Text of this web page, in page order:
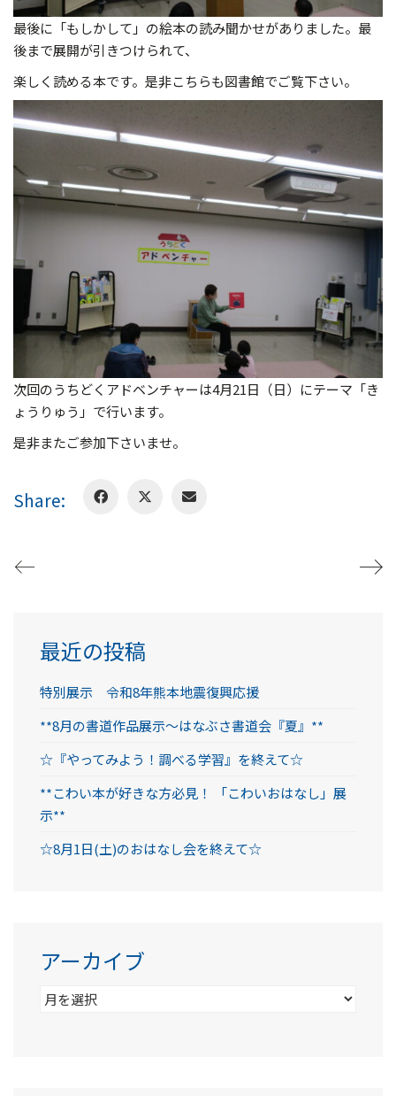
最後に「もしかして」の絵本の読み聞かせがありました。最
後まで展開が引きつけられて、
楽しく読める本です。是非こちらも図書館でご覧下さい。
次回のうちどくアドベンチャーは4月21日（日）にテーマ「き
ょうりゅう」で行います。
是非またご参加下さいませ。
Share:
最近の投稿
特別展示 令和8年熊本地震復興応援
**8月の書道作品展示～はなぶさ書道会『夏』**
☆『やってみよう！調べる学習』を終えて☆
**こわい本が好きな方必見！ 「こわいおはなし」展
示**
☆8月1日(土)のおはなし会を終えて☆
アーカイブ
ア